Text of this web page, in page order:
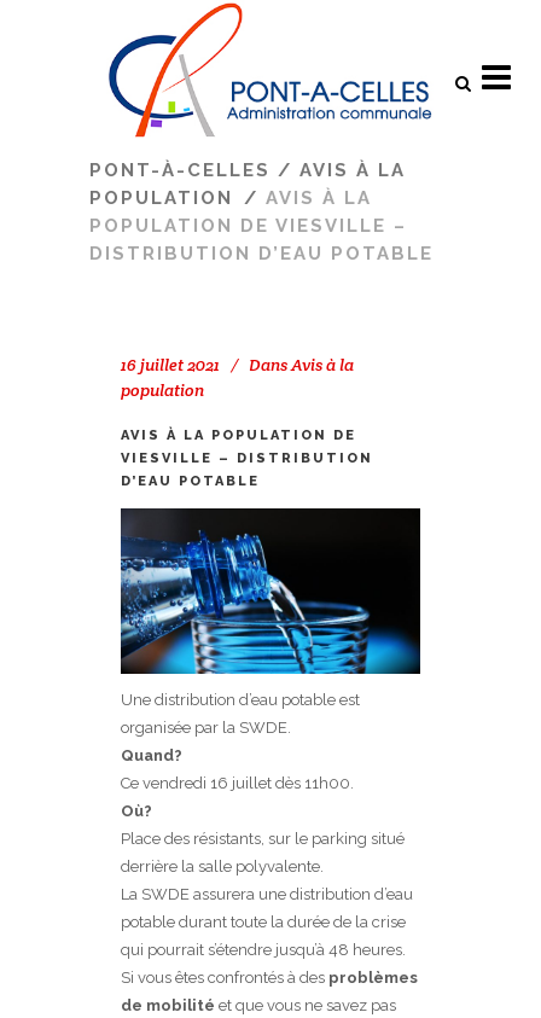
PONT-À-CELLES / AVIS À LA
POPULATION
/ AVIS À LA
POPULATION DE VIESVILLE –
DISTRIBUTION D’EAU POTABLE
16 juillet 2021 DansAvis à la
population
AVIS À LA POPULATION DE
VIESVILLE – DISTRIBUTION
D’EAU POTABLE
Une distribution d’eau potable est
organisée par la SWDE.
Quand?
Ce vendredi 16 juillet dès 11h00.
Où?
Place des résistants, sur le parking situé
derrière la salle polyvalente.
La SWDE assurera une distribution d’eau
potable durant toute la durée de la crise
qui pourrait s’étendre jusqu’à 48 heures.
Si vous êtes confrontés à des problèmes
de mobilité et que vous ne savez pas